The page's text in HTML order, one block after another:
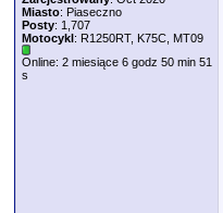
Miasto: Piaseczno
Posty: 1,707
Motocykl: R1250RT, K75C, MT09
Online: 2 miesiące 6 godz 50 min 51
s